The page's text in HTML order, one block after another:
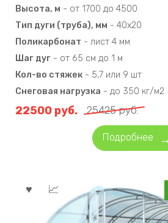
Высота, м - от 1700 до 4500
Тип дуги (труба), мм - 40х20
Поликарбонат - лист 4 мм
Шаг дуг - от 65 см до 1 м
Кол-во стяжек - 5,7 или 9 шт
Снеговая нагрузка - до 350 кг/м2
25425руб.
22500 руб.
Подробнее